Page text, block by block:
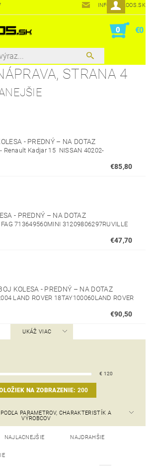
INFO@POLOOS.SK
0 €0
, STRANA 4
- PREDNÝ – NA DOTAZ
Renault Kadjar 15 NISSAN 40202-
€85,80
- PREDNÝ – NA DOTAZ
713649560MINI 31209806297RUVILLE
€47,70
KOLESA - PREDNÝ – NA DOTAZ
LAND ROVER 18TAY100060LAND ROVER
€90,50
UKÁŽ VIAC
€ 120
NA ZOBRAZENIE: 200
PARAMETROV, CHARAKTERISTÍK A
VÝROBCOV
NAJLACNEJŠIE NAJDRAHŠIE